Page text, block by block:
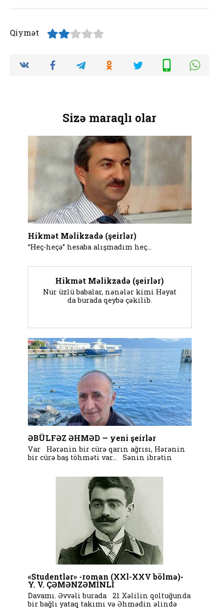
Qiymət
Sizə maraqlı olar
Hikmət Məlikzadə (şeirlər)
“Heç-heçə” hesaba alışmadım heç...
Hikmət Məlikzadə (şeirlər)
Nur üzlü babalar, nənələr kimi Həyat
da burada qeybə çəkilib.
ƏBÜLFƏZ ƏHMƏD — yeni şeirlər
Var Hərənin bir cürə qarın ağrısı, Hərənin
bir cürə baş töhməti var… Sənin ibrətin
«Studentlər» -roman (XXl-XXV bölmə)-
Y. V. ÇƏMƏNZƏMİNLİ
Davamı. Əvvəli burada 21 Xəlilin qoltuğunda
bir bağlı yataq takımı və Əhmədin əlində